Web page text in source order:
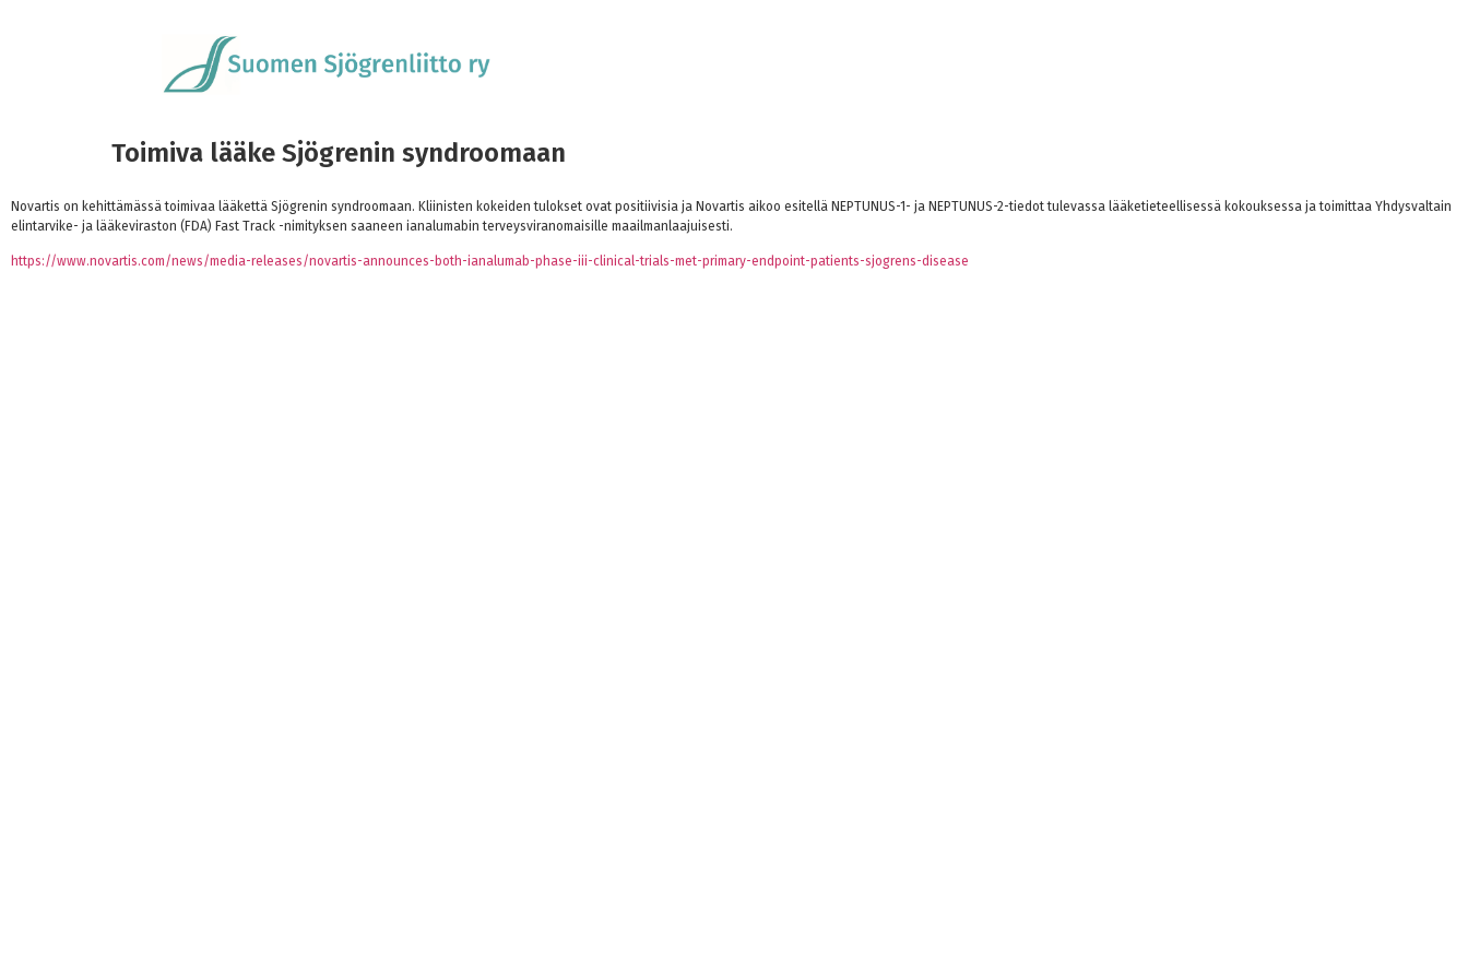
Toimiva lääke Sjögrenin syndroomaan
Novartis on kehittämässä toimivaa lääkettä Sjögrenin syndroomaan. Kliinisten kokeiden tulokset ovat positiivisia ja Novartis aikoo esitellä NEPTUNUS-1- ja NEPTUNUS-2-tiedot tulevassa lääketieteellisessä kokouksessa ja toimittaa Yhdysvaltain
elintarvike- ja lääkeviraston (FDA) Fast Track -nimityksen saaneen ianalumabin terveysviranomaisille maailmanlaajuisesti.
https://www.novartis.com/news/media-releases/novartis-announces-both-ianalumab-phase-iii-clinical-trials-met-primary-endpoint-patients-sjogrens-disease